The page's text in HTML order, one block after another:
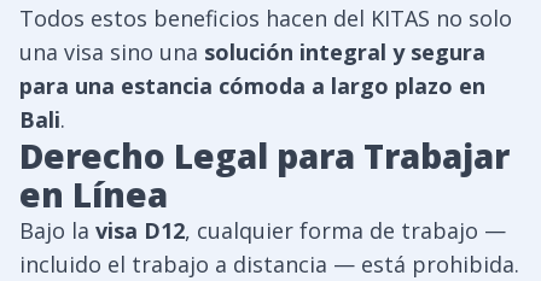
Todos estos beneficios hacen del KITAS no solo
una visa sino una solución integral y segura
para una estancia cómoda a largo plazo en
Bali.
Derecho Legal para Trabajar
en Línea
Bajo la visa D12, cualquier forma de trabajo —
incluido el trabajo a distancia — está prohibida.